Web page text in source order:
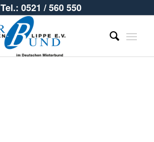
Tel.: 0521 / 560 550